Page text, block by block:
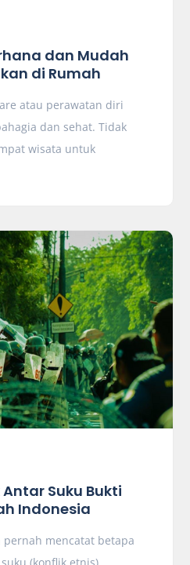
dan Mudah
di Rumah
atau perawatan diri
dan sehat. Tidak
wisata untuk
Suku Bukti
Indonesia
pernah mencatat betapa